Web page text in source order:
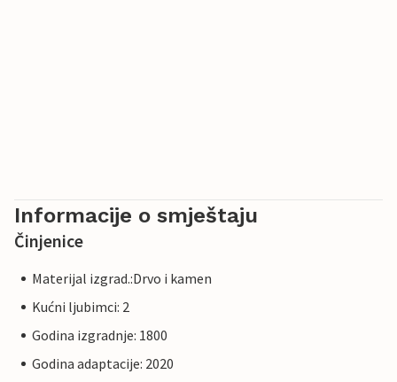
Informacije o smještaju
Činjenice
Materijal izgrad.:Drvo i kamen
Kućni ljubimci: 2
Godina izgradnje: 1800
Godina adaptacije: 2020